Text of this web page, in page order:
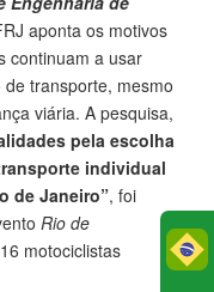
aponta os motivos
continuam a usar
transporte, mesmo
viária. A pesquisa,
pela escolha
individual
de Janeiro”, foi
Rio de
motociclistas